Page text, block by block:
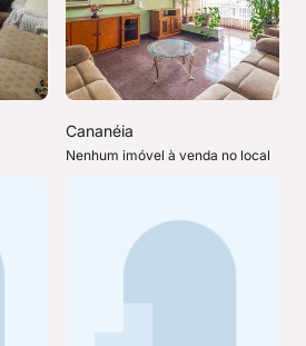
Cananéia
Nenhum imóvel à venda no local